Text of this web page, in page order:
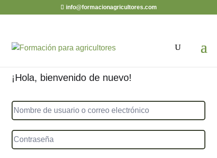
info@formacionagricultores.com
¡Hola, bienvenido de nuevo!